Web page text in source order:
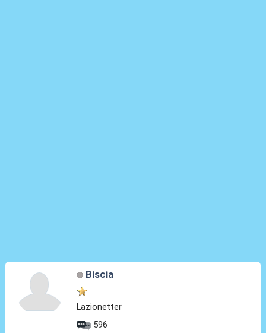
Biscia
Lazionetter
596